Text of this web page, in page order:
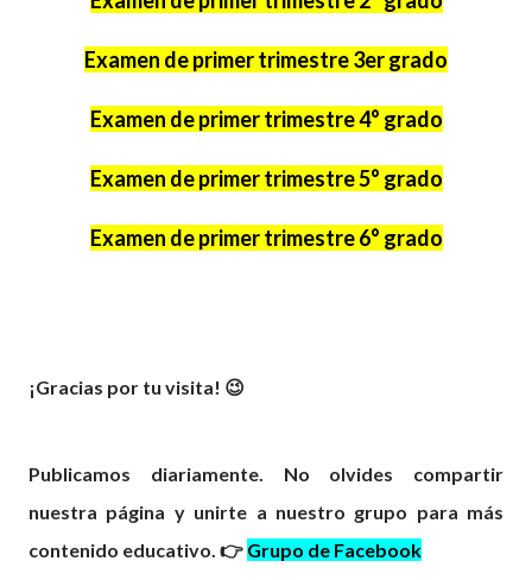
Examen de primer trimestre 3er grado
Examen de primer trimestre 4° grado
Examen de primer trimestre 5° grado
Examen de primer trimestre 6° grado
¡Gracias por tu visita! 😉
Publicamos diariamente. No olvides compartir
nuestra página y unirte a nuestro grupo para más
contenido educativo. 👉 Grupo de Facebook